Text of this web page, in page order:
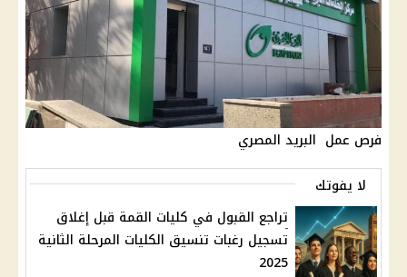
فرص عمل البريد المصري
لا يفوتك
تراجع القبول في كليات القمة قبل إغلاق
تسجيل رغبات تنسيق الكليات المرحلة الثانية
2025